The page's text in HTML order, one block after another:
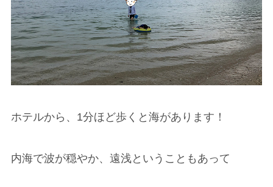
ホテルから、1分ほど歩くと海があります！
内海で波が穏やか、遠浅ということもあって